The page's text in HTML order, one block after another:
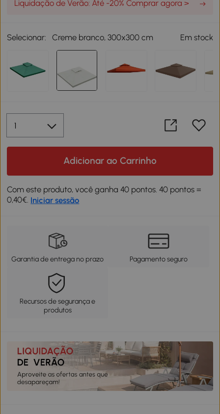
Liquidação de Verão: Até -20% Comprar agora >
Selecionar: Creme branco, 300x300 cm Em stock
Adicionar ao Carrinho
Com este produto, você ganha 40 pontos. 40 pontos =
0,40€. Iniciar sessão
Garantia de entrega no prazo Pagamento seguro
Recursos de segurança e
produtos